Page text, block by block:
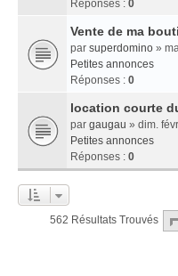
Réponses : 0
Vente de ma
par superdomino »
Petites annonces
Réponses : 0
location courte
par gaugau » dim.
Petites annonces
Réponses : 0
562 Résultats Trouvés